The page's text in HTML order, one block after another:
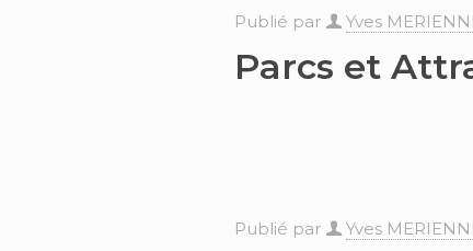
Publié par Yves
Parcs et
Publié par Yves